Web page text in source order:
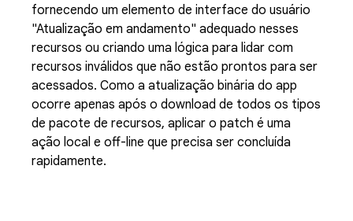
fornecendo um elemento de interface do usuário
"Atualização em andamento" adequado nesses
recursos ou criando uma lógica para lidar com
recursos inválidos que não estão prontos para ser
acessados. Como a atualização binária do app
ocorre apenas após o download de todos os tipos
de pacote de recursos, aplicar o patch é uma
ação local e off-line que precisa ser concluída
rapidamente.